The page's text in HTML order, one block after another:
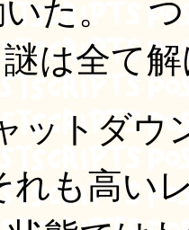
た。 つ
は全て
ットダウ
れも高い